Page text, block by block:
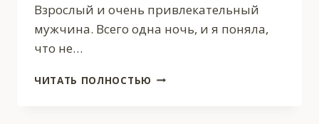
Взрослый и очень привлекательный
мужчина. Всего одна ночь, и я поняла,
что не…
ЧИТАТЬ ПОЛНОСТЬЮ ОТЕЦ